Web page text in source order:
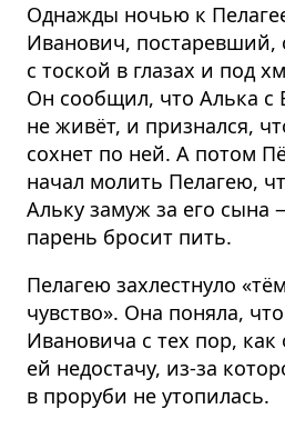
Однажды ночью к
Иванович, постаревший,
с тоской в глазах и под
Он сообщил, что Алька с
не живёт, и признался,
сохнет по ней. А потом
начал молить Пелагею,
Альку замуж за его сына
парень бросит пить.
Пелагею захлестнуло
чувство». Она поняла,
Ивановича с тех пор, как
ей недостачу, из-за
в проруби не утопилась.